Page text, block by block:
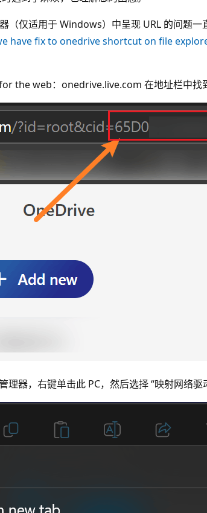
（仅适用于 Windows）中呈现 URL 的问题
have fix to onedrive shortcut on file
the web：onedrive.live.com 在地址栏中找
器，右键单击此 PC，然后选择 “映射网络驱